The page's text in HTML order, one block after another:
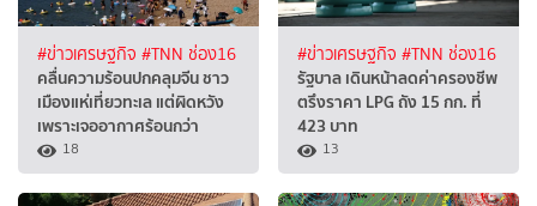
#ข่าวเศรษฐกิจ #TNN ช่อง16
คลื่นความร้อนปกคลุมจีน ชาว
เมืองแห่เที่ยวทะเล แต่ผิดหวัง
เพราะเจออากาศร้อนกว่า
18
#ข่าวเศรษฐกิจ #TNN ช่อง16
รัฐบาล เดินหน้าลดค่าครองชีพ
ตรึงราคา LPG ถัง 15 กก. ที่
423 บาท
13